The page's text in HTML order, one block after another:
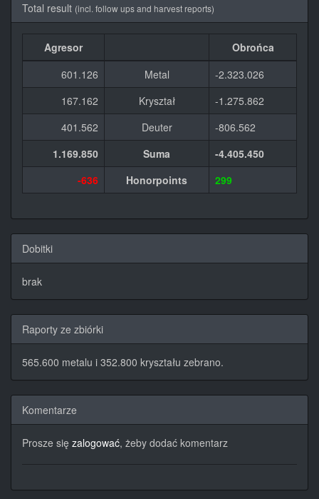
Total result (incl. follow ups and harvest reports)
Agresor
Obrońca
601.126
Metal
-2.323.026
167.162
Kryształ
-1.275.862
401.562
Deuter
-806.562
1.169.850
Suma
-4.405.450
-636
Honorpoints 299
Dobitki
brak
Raporty ze zbiórki
565.600 metalu i 352.800 kryształu zebrano.
Komentarze
Prosze się zalogować, żeby dodać komentarz